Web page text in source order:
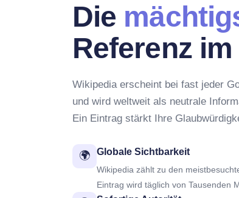
Die
Referenz im
Wikipedia erscheint bei fast jeder
und wird weltweit als neutrale
Ein Eintrag stärkt Ihre
🌍 Globale Sichtbarkeit
Wikipedia zählt zu den
Eintrag wird täglich von Tausenden